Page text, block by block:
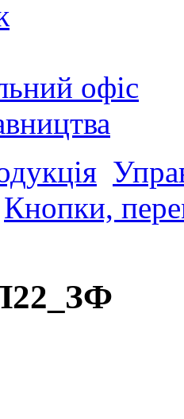
офіс
Кнопки,